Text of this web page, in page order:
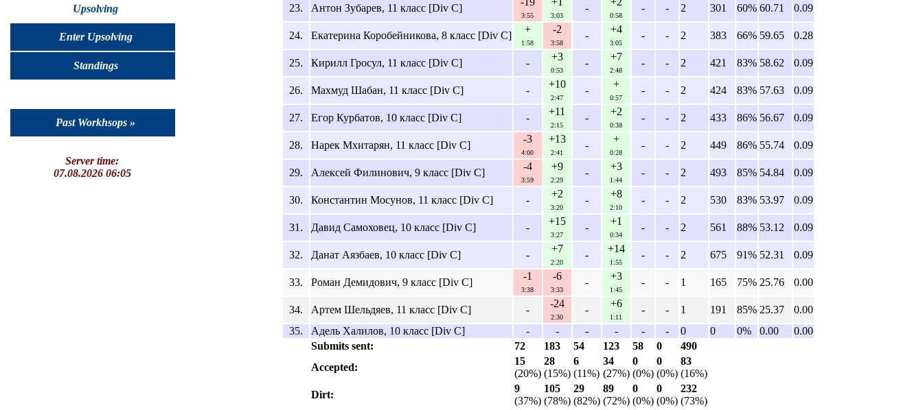
Upsolving
Enter Upsolving
Standings
Past Workhsops »
Server time:
07.08.2026 06:05
23. Антон Зубарев, 11 класс [Div C]
3:55 3:03
-
0:58
- - 2 301 60% 60.71 0.09
24. Екатерина Коробейникова, 8 класс [Div C]
+
1:58
-2
3:58
-
+4
3:05
- - 2 383 66% 59.65 0.28
25. Кирилл Гросул, 11 класс [Div C] -
+3
0:53
-
+7
2:48
- - 2 421 83% 58.62 0.09
26. Махмуд Шабан, 11 класс [Div C] -
+10
2:47
-
+
0:57
- - 2 424 83% 57.63 0.09
27. Егор Курбатов, 10 класс [Div C] -
+11
2:15
-
+2
0:38
- - 2 433 86% 56.67 0.09
28. Нарек Мхитарян, 11 класс [Div C]
-3
4:00
+13
2:41
-
+
0:28
- - 2 449 86% 55.74 0.09
29. Алексей Филинович, 9 класс [Div C]
-4
3:59
+9
2:29
-
+3
1:44
- - 2 493 85% 54.84 0.09
30. Константин Мосунов, 11 класс [Div C] -
+2
3:20
-
+8
2:10
- - 2 530 83% 53.97 0.09
31. Давид Самоховец, 10 класс [Div C] -
+15
3:27
-
+1
0:34
- - 2 561 88% 53.12 0.09
32. Данат Аязбаев, 10 класс [Div C] -
+7
2:20
-
+14
1:55
- - 2 675 91% 52.31 0.09
33. Роман Демидович, 9 класс [Div C]
-1
3:38
-6
3:33
-
+3
1:45
- - 1 165 75% 25.76 0.00
34. Артем Шельдяев, 11 класс [Div C] -
-24
2:30
-
+6
1:11
- - 1 191 85% 25.37
0.00
35.
Адель Халилов, 10 класс [Div C] - - - - - - 0 0 0% 0.00
0.00
Submits sent:
72 183 54 123 58 0
490
Accepted:
15
(20%)
28
(15%)
6
(11%)
34
(27%)
0
(0%)
0
(0%)
83
(16%)
Dirt:
9
(37%)
105
(78%)
29
(82%)
89
(72%)
0
(0%)
0
(0%)
232
(73%)